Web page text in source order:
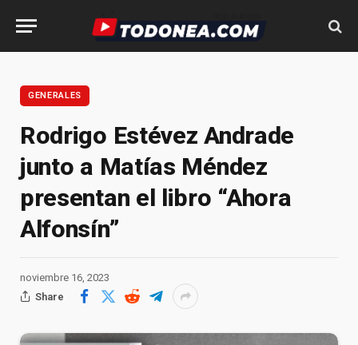
GENERALES
Rodrigo Estévez Andrade
junto a Matías Méndez
presentan el libro “Ahora
Alfonsín”
noviembre 16, 2023
Share